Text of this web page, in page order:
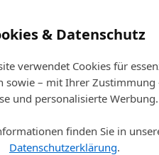
& Datenschutz
verwendet Cookies für
sowie – mit Ihrer Zustimmung
und personalisierte Werbung.
finden Sie in
Datenschutzerklärung.
Bauen Fertigen
Neuer